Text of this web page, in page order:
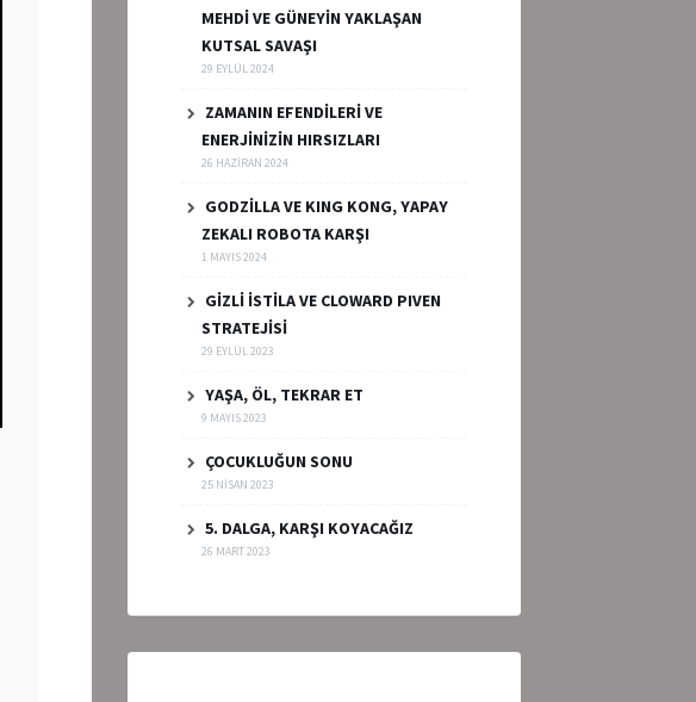
MEHDİ VE GÜNEYİN YAKLAŞAN
KUTSAL SAVAŞI
29 EYLÜL 2024
ZAMANIN EFENDİLERİ VE
ENERJİNİZİN HIRSIZLARI
26 HAZIRAN 2024
GODZİLLA VE KING KONG, YAPAY
ZEKALI ROBOTA KARŞI
1 MAYIS 2024
GİZLİ İSTİLA VE CLOWARD PIVEN
STRATEJİSİ
29 EYLÜL 2023
YAŞA, ÖL, TEKRAR ET
9 MAYIS 2023
ÇOCUKLUĞUN SONU
25 NISAN 2023
5. DALGA, KARŞI KOYACAĞIZ
26 MART 2023